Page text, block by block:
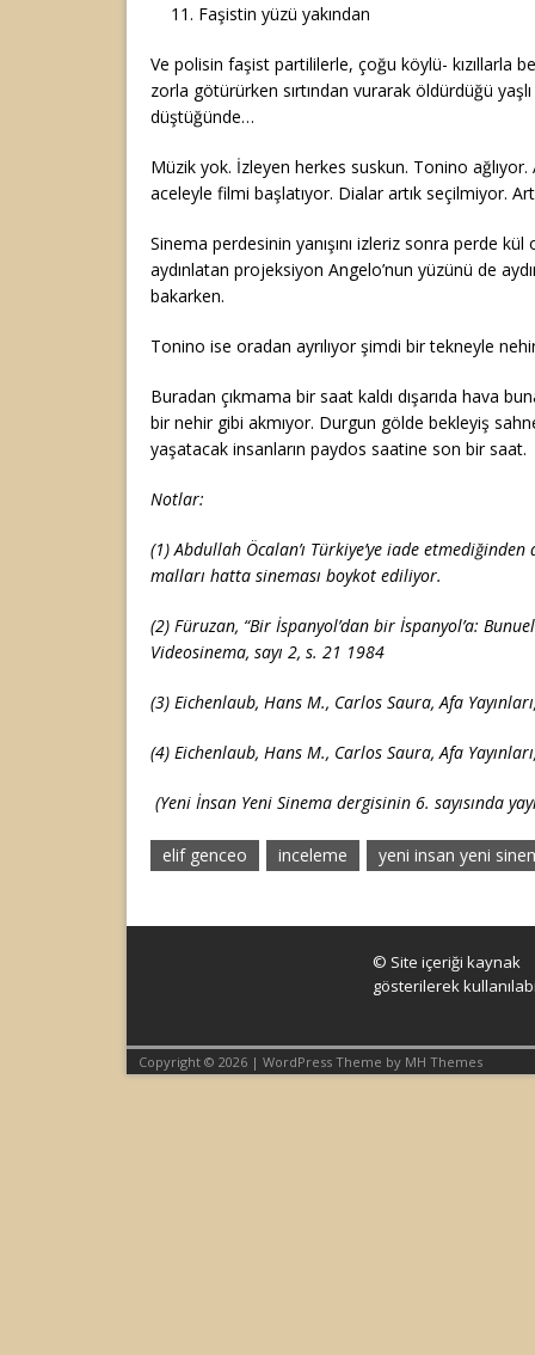
Faşistin yüzü yakından
Ve polisin faşist partililerle, çoğu köylü- kızıllarla
zorla götürürken sırtından vurarak öldürdüğü
düştüğünde…
Müzik yok. İzleyen herkes suskun. Tonino ağlıyor.
aceleyle filmi başlatıyor. Dialar artık seçilmiyor.
Sinema perdesinin yanışını izleriz sonra perde kül
aydınlatan projeksiyon Angelo’nun yüzünü de
bakarken.
Tonino ise oradan ayrılıyor şimdi bir tekneyle
Buradan çıkmama bir saat kaldı dışarıda hava
bir nehir gibi akmıyor. Durgun gölde bekleyiş
yaşatacak insanların paydos saatine son bir saat.
Notlar:
(1) Abdullah Öcalan’ı Türkiye’ye iade
malları hatta sineması boykot ediliyor.
(2) Füruzan, “Bir İspanyol’dan bir İspanyol’a:
Videosinema, sayı 2, s. 21 1984
(3) Eichenlaub, Hans M., Carlos Saura, Afa
(4) Eichenlaub, Hans M., Carlos Saura, Afa
(Yeni İnsan Yeni Sinema dergisinin 6. sayısında
elif genceo inceleme yeni insan yeni
© Site içeriği kaynak
gösterilerek
Copyright © 2026 | WordPress Theme by MH Themes